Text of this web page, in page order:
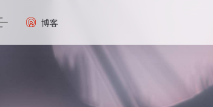
博客